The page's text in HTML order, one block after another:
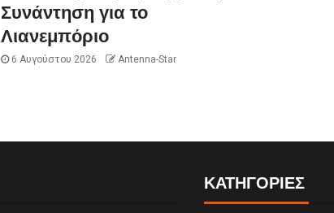
Συνάντηση για το
Λιανεμπόριο
6 Αυγούστου 2026 Antenna-Star
ΚΑΤΗΓΟΡΙΕΣ